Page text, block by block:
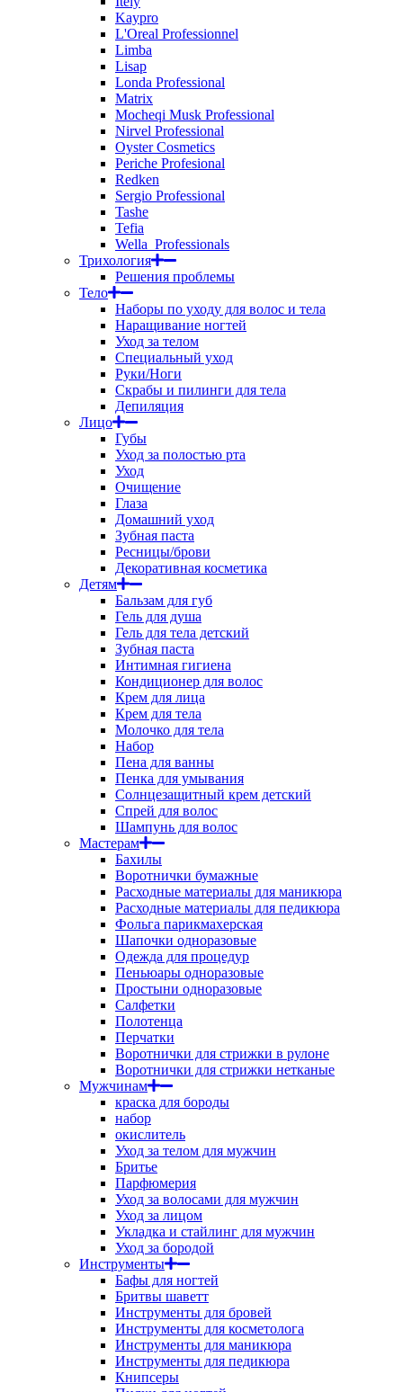
Kaypro
L'Oreal Professionnel
Limba
Lisap
Londa Professional
Matrix
Mocheqi Musk Professional
Nirvel Professional
Oyster Cosmetics
Periche Profesional
Redken
Sergio Professional
Tashe
Tefia
Wella_Professionals
Трихология
Решения проблемы
Тело
Наборы по уходу для волос и тела
Наращивание ногтей
Уход за телом
Специальный уход
Руки/Ноги
Скрабы и пилинги для тела
Депиляция
Лицо
Губы
Уход за полостью рта
Уход
Очищение
Глаза
Домашний уход
Зубная паста
Ресницы/брови
Декоративная косметика
Детям
Бальзам для губ
Гель для душа
Гель для тела детский
Зубная паста
Интимная гигиена
Кондиционер для волос
Крем для лица
Крем для тела
Молочко для тела
Набор
Пена для ванны
Пенка для умывания
Солнцезащитный крем детский
Спрей для волос
Шампунь для волос
Мастерам
Бахилы
Воротнички бумажные
Расходные материалы для маникюра
Расходные материалы для педикюра
Фольга парикмахерская
Шапочки одноразовые
Одежда для процедур
Пеньюары одноразовые
Простыни одноразовые
Салфетки
Полотенца
Перчатки
Воротнички для стрижки в рулоне
Воротнички для стрижки нетканые
Мужчинам
краска для бороды
набор
окислитель
Уход за телом для мужчин
Бритье
Парфюмерия
Уход за волосами для мужчин
Уход за лицом
Укладка и стайлинг для мужчин
Уход за бородой
Инструменты
Бафы для ногтей
Бритвы шаветт
Инструменты для бровей
Инструменты для косметолога
Инструменты для маникюра
Инструменты для педикюра
Книпсеры